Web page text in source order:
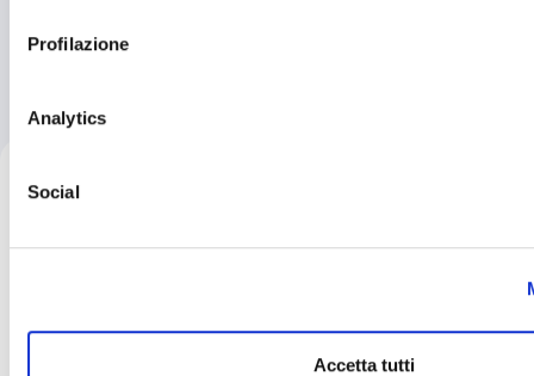
singoli cookie. Chiudendo questo banner - cliccando su "Rifiuta"
default (solo cookie tecnici attivi).
Profilazione
Analytics
Social
Accetta tutti
Sconfiggere la